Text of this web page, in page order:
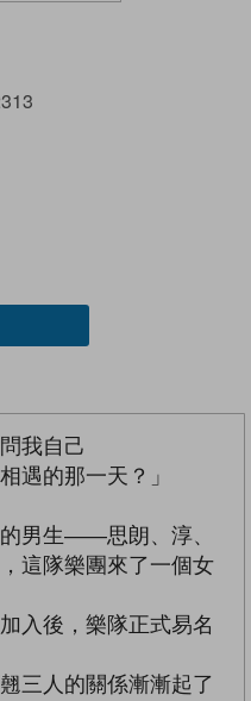
我自己
遇的那一天？」
男生——思朗、淳、
這隊樂團來了一個女
入後，樂隊正式易名
三人的關係漸漸起了